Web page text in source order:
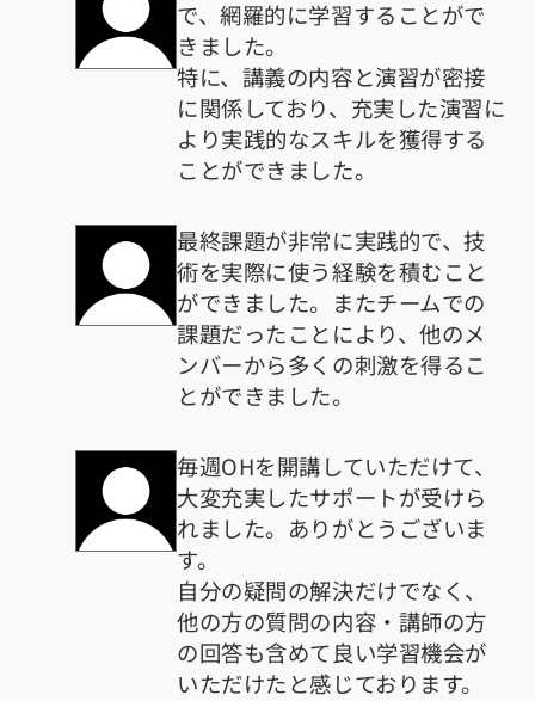
で、網羅的に学習することがで
きました。
特に、講義の内容と演習が密接
に関係しており、充実した演習に
より実践的なスキルを獲得する
ことができました。
最終課題が非常に実践的で、技
術を実際に使う経験を積むこと
ができました。またチームでの
課題だったことにより、他のメ
ンバーから多くの刺激を得るこ
とができました。
毎週OHを開講していただけて、
大変充実したサポートが受けら
れました。ありがとうございま
す。
自分の疑問の解決だけでなく、
他の方の質問の内容・講師の方
の回答も含めて良い学習機会が
いただけたと感じております。